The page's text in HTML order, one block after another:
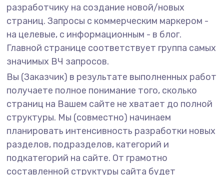
разработчику на создание новой/новых
страниц. Запросы с коммерческим маркером -
на целевые, с информационным - в блог.
Главной странице соответствует группа самых
значимых ВЧ запросов.
Вы (Заказчик) в результате выполненных работ
получаете полное понимание того, сколько
страниц на Вашем сайте не хватает до полной
структуры. Мы (совместно) начинаем
планировать интенсивность разработки новых
разделов, подразделов, категорий и
подкатегорий на сайте. От грамотно
составленной структуры сайта будет